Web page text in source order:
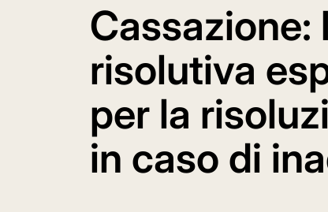
Cassazione:
risolutiva
per la
in caso di